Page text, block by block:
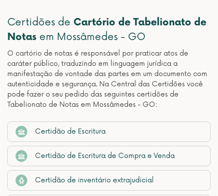
Certidões de Cartório de Tabelionato de
Notas em Mossâmedes - GO
O cartório de notas é responsável por praticar atos de
caráter público, traduzindo em linguagem jurídica a
manifestação de vontade das partes em um documento com
autenticidade e segurança. Na Central das Certidões você
pode fazer o seu pedido das seguintes certidões de
Tabelionato de Notas em Mossâmedes - GO:
Certidão de Escritura
Certidão de Escritura de Compra e Venda
Certidão de inventário extrajudicial